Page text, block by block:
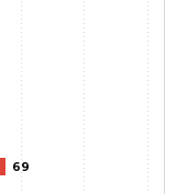
69